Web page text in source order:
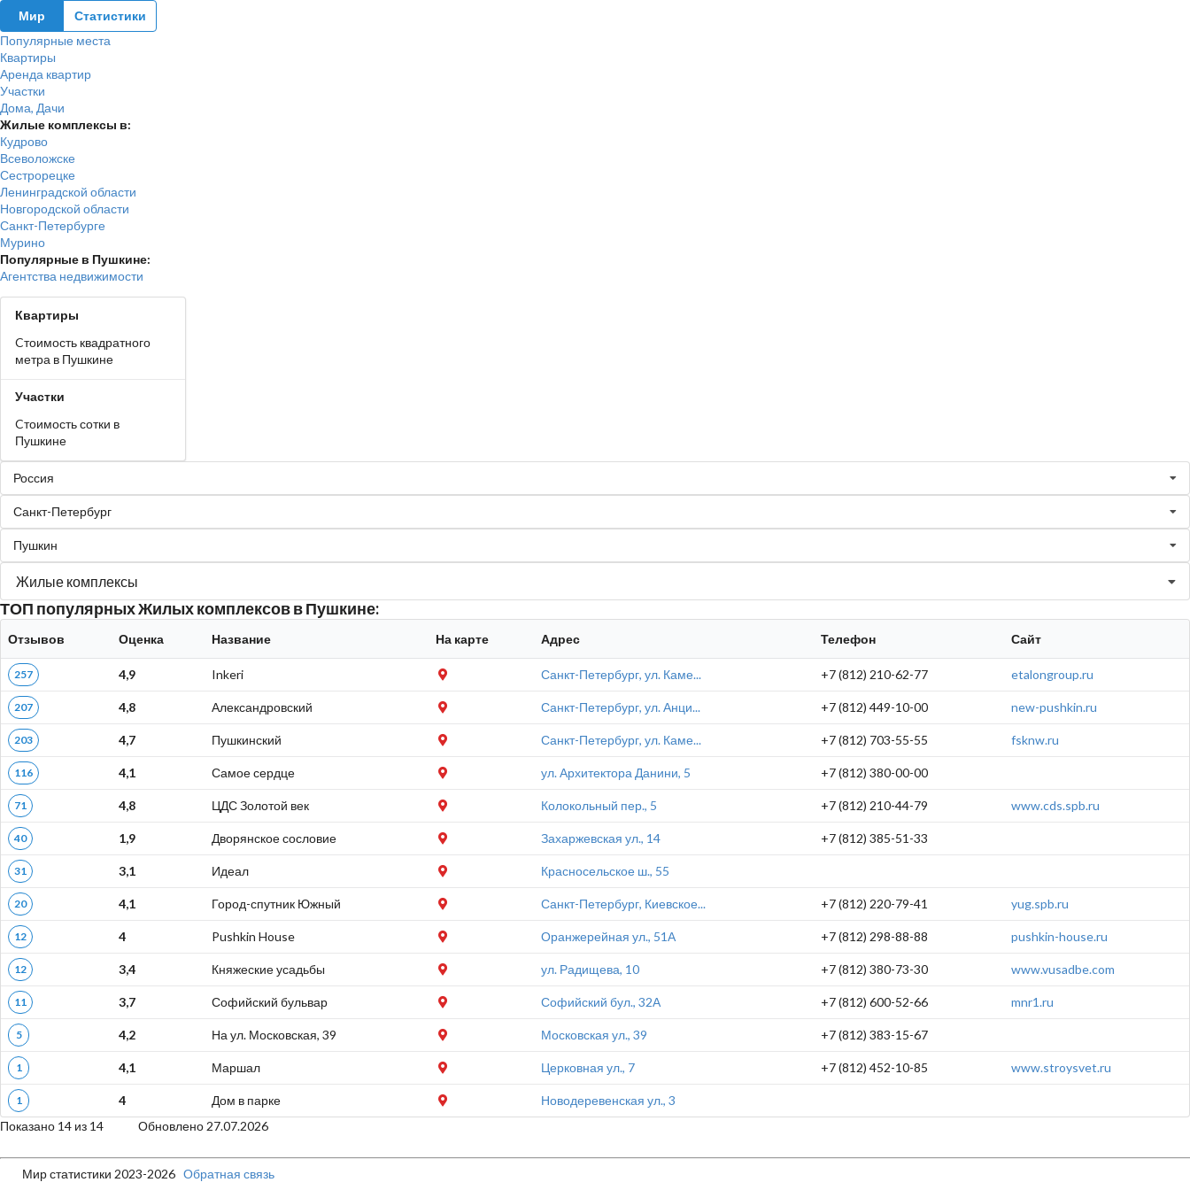
Мир
Статистики
Популярные места
Квартиры
Аренда квартир
Участки
Дома, Дачи
Жилые комплексы в:
Кудрово
Всеволожске
Сестрорецке
Ленинградской области
Новгородской области
Санкт-Петербурге
Мурино
Популярные в Пушкине:
Агентства недвижимости
Квартиры
Cтоимость квадратного
метра в Пушкине
Участки
Cтоимость сотки в
Пушкине
Россия
Санкт-Петербург
Пушкин
Жилые комплексы
ТОП популярных Жилых комплексов в Пушкине:
Отзывов Оценка Название На карте Адрес Телефон Сайт
257 4,9 Inkeri Санкт-Петербург, ул. Каме... +7 (812) 210-62-77 etalongroup.ru
207 4,8 Александровский Санкт-Петербург, ул. Анци... +7 (812) 449-10-00 new-pushkin.ru
203 4,7 Пушкинский Санкт-Петербург, ул. Каме... +7 (812) 703-55-55 fsknw.ru
116 4,1 Самое сердце ул. Архитектора Данини, 5 +7 (812) 380-00-00
71 4,8 ЦДС Золотой век Колокольный пер., 5 +7 (812) 210-44-79 www.cds.spb.ru
40 1,9 Дворянское сословие Захаржевская ул., 14 +7 (812) 385-51-33
31 3,1 Идеал Красносельское ш., 55
20 4,1 Город-спутник Южный Санкт-Петербург, Киевское... +7 (812) 220-79-41 yug.spb.ru
12 4 Pushkin House Оранжерейная ул., 51А +7 (812) 298-88-88 pushkin-house.ru
12 3,4 Княжеские усадьбы ул. Радищева, 10 +7 (812) 380-73-30 www.vusadbe.com
11 3,7 Софийский бульвар Софийский бул., 32А +7 (812) 600-52-66 mnr1.ru
5 4,2 На ул. Московская, 39 Московская ул., 39 +7 (812) 383-15-67
1 4,1 Маршал Церковная ул., 7 +7 (812) 452-10-85 www.stroysvet.ru
1 4 Дом в парке
Новодеревенская ул., 3
Показано 14 из 14 Обновлено 27.07.2026
Мир статистики 2023-2026 Обратная связь